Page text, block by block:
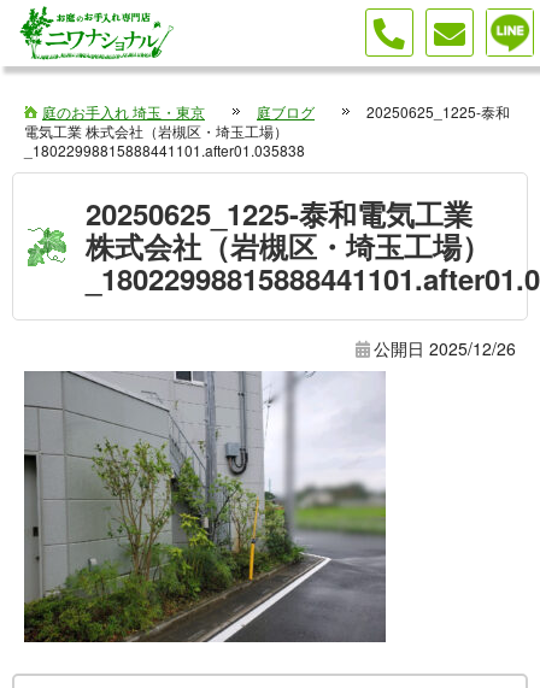
庭のお手入れ 埼玉・東京 庭ブログ
20250625_1225-泰和
電気工業 株式会社（岩槻区・埼玉工場）
_18022998815888441101.after01.035838
20250625_1225-泰和電気工業
株式会社（岩槻区・埼玉工場）
公開日 2025/12/26